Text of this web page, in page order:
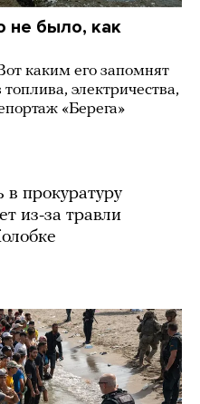
не было, как
каким его запомнят
электричества,
«Берега»
в прокуратуру
из-за травли